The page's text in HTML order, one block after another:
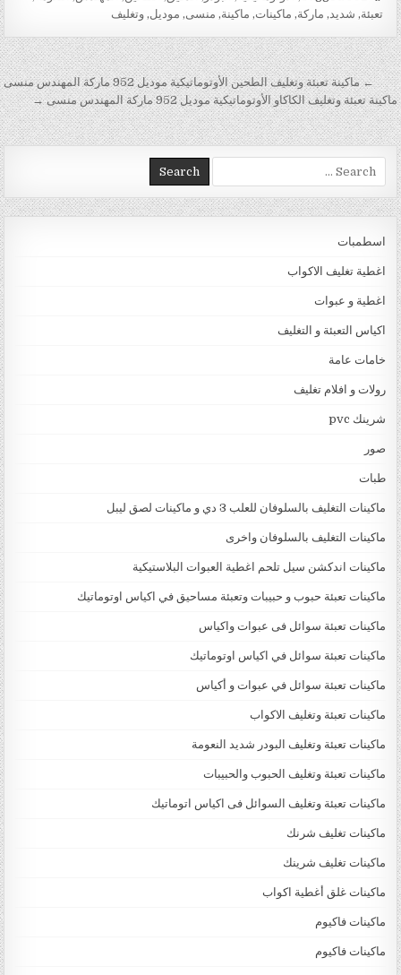
تعبئة, شديد, ماركة, ماكينات, ماكينة, منسى, موديل,وتغليف
تصفّح المقالات
← ماكينة تعبئة وتغليف الطحين الأوتوماتيكية موديل 952 ماركة المهندس منسى
ماكينة تعبئة وتغليف الكاكاو الأوتوماتيكية موديل 952 ماركة المهندس منسى →
Search for:
اسطمبات
اغطية تغليف الاكواب
اغطية و عبوات
اكياس التعبئة و التغليف
خامات عامة
رولات و افلام تغليف
شرينك pvc
صور
طبات
ماكينات التغليف بالسلوفان للعلب 3 دي و ماكينات لصق ليبل
ماكينات التغليف بالسلوفان واخرى
ماكينات اندكشن سيل تلحم اغطية العبوات البلاستيكية
ماكينات تعبئة حبوب و حبيبات وتعبئة مساحيق في اكياس اوتوماتيك
ماكينات تعبئة سوائل فى عبوات واكياس
ماكينات تعبئة سوائل في اكياس اوتوماتيك
ماكينات تعبئة سوائل في عبوات و أكياس
ماكينات تعبئة وتغليف الاكواب
ماكينات تعبئة وتغليف البودر شديد النعومة
ماكينات تعبئة وتغليف الحبوب والحبيبات
ماكينات تعبئة وتغليف السوائل فى اكياس اتوماتيك
ماكينات تغليف شرنك
ماكينات تغليف شرينك
ماكينات غلق أغطية اكواب
ماكينات فاكيوم
ماكينات فاكيوم